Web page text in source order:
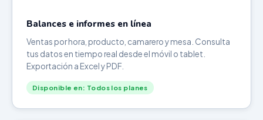
Balances e informes en línea
Ventas por hora, producto, camarero y mesa. Consulta
tus datos en tiempo real desde el móvil o tablet.
Exportación a Excel y PDF.
Disponible en: Todos los planes